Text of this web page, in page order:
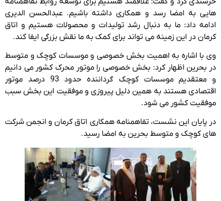
هایی به امضا رسد و همکاری داشته باشیم. عبدالحسن الدیری
ادامه داد: ما به دنبال رشد تولیدات و محصولات هستیم و اتاق
کرمان در این زمینه می تواند برای کمک به ما نقش بزرگی ایفا کند.
وی با اشاره به اهمیت بخش خصوصی و موسسات کوچک و متوسط
در بحرین اظهار کرد: بخش خصوصی را موتور محرک کشور می دانیم
و معتقدیم موسسات کوچک گرداننده حدود 93 درصد موتور
اقتصادی هستند به همین دلیل پیروزی و موفقیت این بخش سبب
موفقیت کشور می شود.
در پایان این نشست، تفاهمنامه همکاری اتاق کرمان و انجمن شرکت
های کوچک و متوسط بحرین به امضا رسید.